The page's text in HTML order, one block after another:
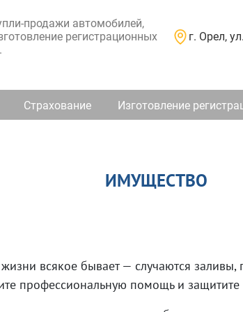
продажи автомобилей,
регистрационных
г. Орел,
Страхование Изготовление
ИМУЩЕСТВО
всякое бывает — случаются
профессиональную помощь и